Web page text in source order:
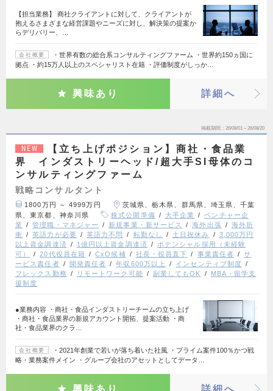
【担当業務】 商社クライアントに対して、クライアントが
抱えるさまざまな経営課題やニーズに対し、解決策の提案か
らデリバリー、…
会社概要
・世界有数の総合系コンサルティングファーム ・世界約150ヵ国に
拠点 ・約15万人以上のスペシャリスト在籍 ・評価制度がしっか…
興味あり 詳細へ
掲載期間 26/08/01～26/08/20
NEW
【立ち上げポジション】商社・食品業
界 インダストリーヘッド/超大手SI母体のコ
ンサルティングファーム
戦略コンサルタント
1800万円 ～ 4999万円
茨城県、栃木県、群馬県、埼玉県、千葉
県、東京都、神奈川県
株式公開準備 大手企業
ベンチャー企
業
管理職・マネジャー 新規事業・新サービス 海外出張
海外折
衝
英語力が必要 英語力不問 転勤なし 土日祝休み
3,000万円
以上資金調達済
1億円以上資金調達済
ポテンシャル採用（未経験
可）
20代役員在籍 CxO候補 社長・役員直下 事業責任者
サ
ービス責任者
開発責任者 年収600万以上
インセンティブ制度
フレックス勤務
リモートワーク可能 副業してもOK
MBA・留学支
援制度
●業務内容 ・商社・食品インダストリーチームの立ち上げ
・商社・食品業界の新規アカウント開拓、提案活動 ・商
社・食品業界のクラ…
会社概要
・2021年創業で若いが落ち着いた社風 ・プライム案件100％かつ戦
略・業務案件メイン ・グループ会社のアセットとしてデータ…